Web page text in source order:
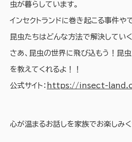
虫が暮らしています。
インセクトランドに巻き起こる事件や
昆虫たちはどんな方法で解決していく
さあ、昆虫の世界に飛び込もう！昆虫
を教えてくれるよ！！
公式サイト： https://insect-
心が温まるお話しを家族でお楽しみく